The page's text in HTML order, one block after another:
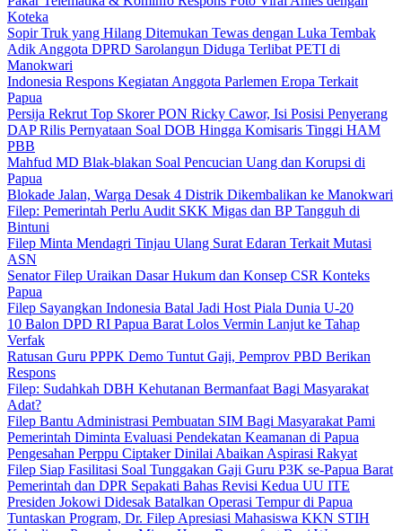
Koteka
Sopir Truk yang Hilang Ditemukan Tewas dengan Luka Tembak
Adik Anggota DPRD Sarolangun Diduga Terlibat PETI di
Manokwari
Indonesia Respons Kegiatan Anggota Parlemen Eropa Terkait
Papua
Persija Rekrut Top Skorer PON Ricky Cawor, Isi Posisi Penyerang
DAP Rilis Pernyataan Soal DOB Hingga Komisaris Tinggi HAM
PBB
Mahfud MD Blak-blakan Soal Pencucian Uang dan Korupsi di
Papua
Blokade Jalan, Warga Desak 4 Distrik Dikembalikan ke Manokwari
Filep: Pemerintah Perlu Audit SKK Migas dan BP Tangguh di
Bintuni
Filep Minta Mendagri Tinjau Ulang Surat Edaran Terkait Mutasi
ASN
Senator Filep Uraikan Dasar Hukum dan Konsep CSR Konteks
Papua
Filep Sayangkan Indonesia Batal Jadi Host Piala Dunia U-20
10 Balon DPD RI Papua Barat Lolos Vermin Lanjut ke Tahap
Verfak
Ratusan Guru PPPK Demo Tuntut Gaji, Pemprov PBD Berikan
Respons
Filep: Sudahkah DBH Kehutanan Bermanfaat Bagi Masyarakat
Adat?
Filep Bantu Administrasi Pembuatan SIM Bagi Masyarakat Pami
Pemerintah Diminta Evaluasi Pendekatan Keamanan di Papua
Pengesahan Perppu Ciptaker Dinilai Abaikan Aspirasi Rakyat
Filep Siap Fasilitasi Soal Tunggakan Gaji Guru P3K se-Papua Barat
Pemerintah dan DPR Sepakati Bahas Revisi Kedua UU ITE
Presiden Jokowi Didesak Batalkan Operasi Tempur di Papua
Tuntaskan Program, Dr. Filep Apresiasi Mahasiswa KKN STIH